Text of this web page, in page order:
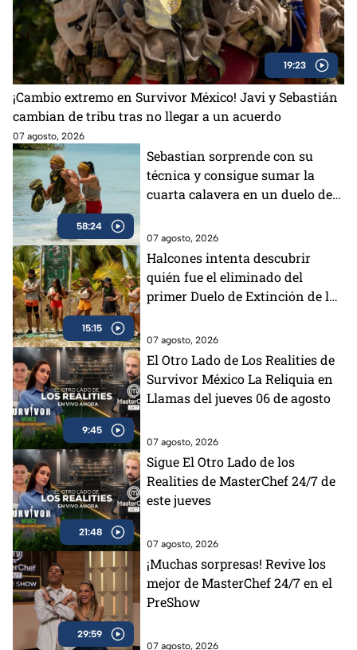
19:23
¡Cambio extremo en Survivor México! Javi y Sebastián
cambian de tribu tras no llegar a un acuerdo
07 agosto, 2026
58:24
Sebastian sorprende con su
técnica y consigue sumar la
cuarta calavera en un duelo de
07 agosto, 2026
15:15
Halcones intenta descubrir
quién fue el eliminado del
primer Duelo de Extinción de la
07 agosto, 2026
9:45
El Otro Lado de Los Realities de
Survivor México La Reliquia en
Llamas del jueves 06 de agosto
07 agosto, 2026
21:48
Sigue El Otro Lado de los
Realities de MasterChef 24/7 de
este jueves
07 agosto, 2026
29:59
¡Muchas sorpresas! Revive los
mejor de MasterChef 24/7 en el
PreShow
07 agosto, 2026